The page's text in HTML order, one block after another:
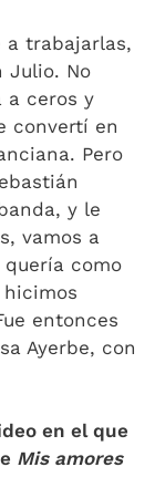
a trabajarlas,
Julio. No
a ceros y
convertí en
Pero
y le
vamos a
quería como
hicimos
entonces
Ayerbe, con
en el que
Mis amores